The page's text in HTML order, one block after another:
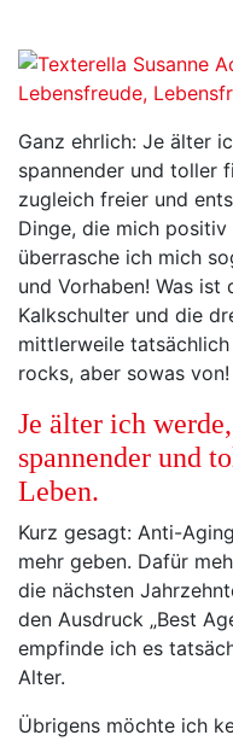
Ganz ehrlich: Je älter
spannender und toller
zugleich freier und
Dinge, die mich positiv
überrasche ich mich
und Vorhaben! Was ist
Kalkschulter und die
mittlerweile
rocks, aber sowas von!
Je älter ich
spannender und
Leben.
Kurz gesagt: Anti-
mehr geben. Dafür
die nächsten
den Ausdruck „Best
empfinde ich es
Alter.
Übrigens möchte ich